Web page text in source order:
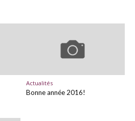
Actualités
Bonne année 2016!